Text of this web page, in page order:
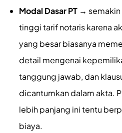
Modal Dasar PT→ semakin
tinggi tarif notaris karena
yang besar biasanya
detail mengenai
tanggung jawab, dan
dicantumkan dalam akta.
lebih panjang ini tentu
biaya.